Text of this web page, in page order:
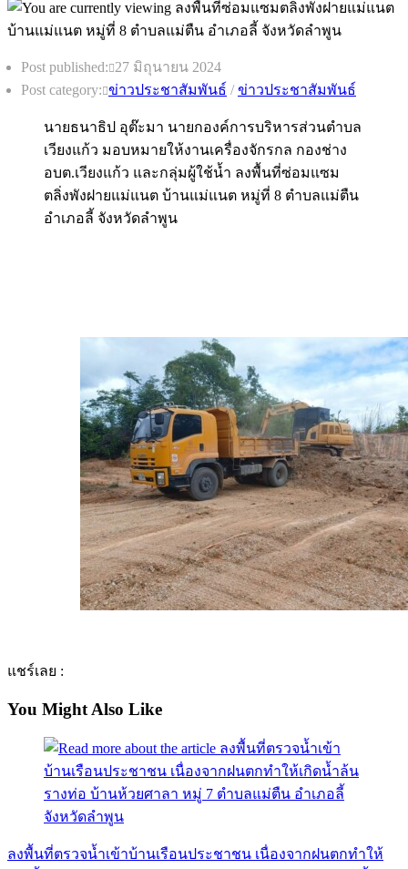
Post published: 27 มิถุนายน 2024
Post category: ข่าวประชาสัมพันธ์ / ข่าวประชาสัมพันธ์
นายธนาธิป อุต๊ะมา นายกองค์การบริหารส่วนตำบล
เวียงแก้ว มอบหมายให้งานเครื่องจักรกล กองช่าง
อบต.เวียงแก้ว และกลุ่มผู้ใช้น้ำ ลงพื้นที่ซ่อมแซม
ตลิ่งพังฝายแม่แนต บ้านแม่แนต หมู่ที่ 8 ตำบลแม่ตืน
อำเภอลี้ จังหวัดลำพูน
แชร์เลย :
You Might Also Like
ลงพื้นที่ตรวจน้ำเข้าบ้านเรือนประชาชน เนื่องจากฝนตกทำให้